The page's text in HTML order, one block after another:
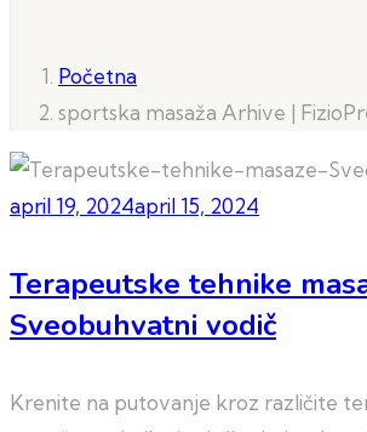
Početna
sportska masaža Arhive |
april 19, 2024april 15, 2024
Terapeutske tehnike
Sveobuhvatni vodič
Krenite na putovanje kroz različite